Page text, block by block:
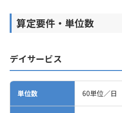
算定要件・単位数
デイサービス
単位数 60単位／日